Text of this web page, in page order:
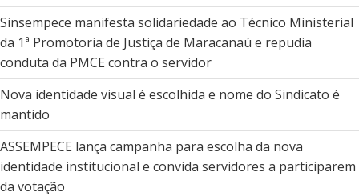
Sinsempece manifesta solidariedade ao Técnico Ministerial
da 1ª Promotoria de Justiça de Maracanaú e repudia
conduta da PMCE contra o servidor
Nova identidade visual é escolhida e nome do Sindicato é
mantido
ASSEMPECE lança campanha para escolha da nova
identidade institucional e convida servidores a participarem
da votação